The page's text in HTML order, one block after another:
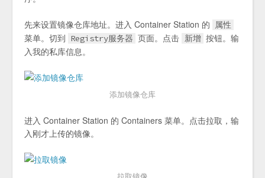
先来设置镜像仓库地址。进入 Container Station 的 属性
菜单。切到 Registry服务器 页面。点击 新增 按钮。输
入我的私库信息。
添加镜像仓库
进入 Container Station 的 Containers 菜单。点击拉取，输
入刚才上传的镜像。